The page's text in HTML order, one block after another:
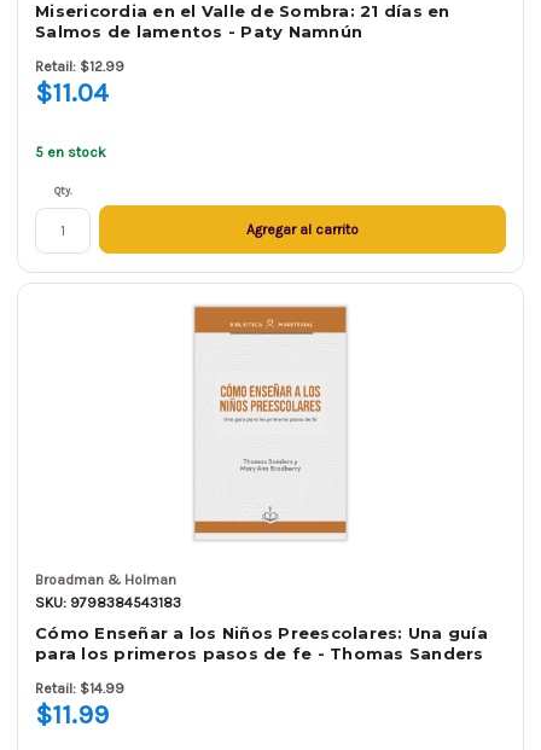
Misericordia en el Valle de Sombra: 21 días en
Salmos de lamentos - Paty Namnún
Retail: $12.99
$11.04
5 en stock
Qty.
Agregar al carrito
Broadman & Holman
SKU: 9798384543183
Cómo Enseñar a los Niños Preescolares: Una guía
para los primeros pasos de fe - Thomas Sanders
Retail: $14.99
$11.99